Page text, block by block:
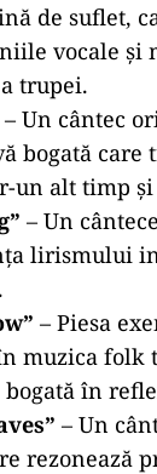
de suflet,
vocale și
trupei.
– Un cântec
bogată care
un alt timp și
– Un
lirismului
– Piesa
muzica folk
în
– Un
rezonează